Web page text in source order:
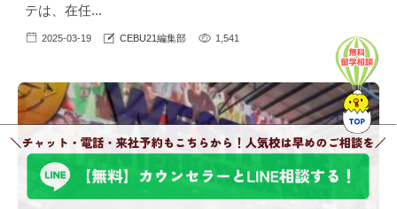
テは、在任...
2025-03-19 CEBU21編集部 1,541